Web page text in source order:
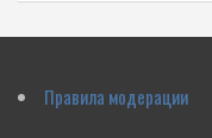
Правила модерации